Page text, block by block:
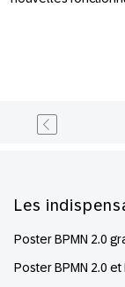
Les
Poster BPMN 2.0
Poster BPMN 2.0 et